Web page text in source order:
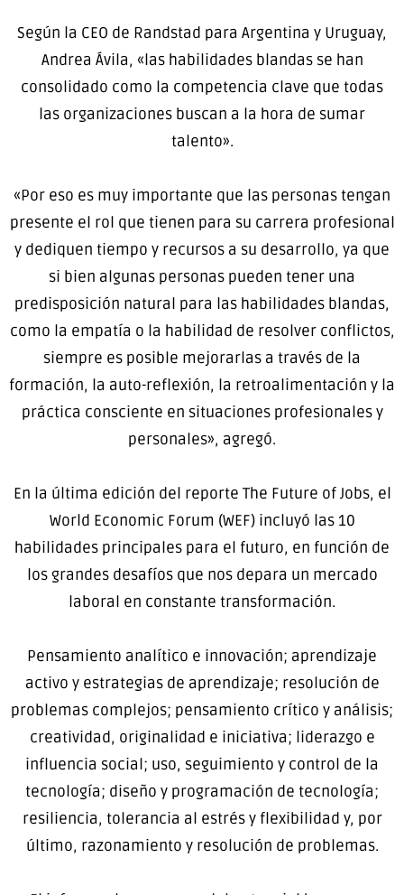
Según la CEO de Randstad para Argentina y Uruguay,
Andrea Ávila, «las habilidades blandas se han
consolidado como la competencia clave que todas
las organizaciones buscan a la hora de sumar
talento».
«Por eso es muy importante que las personas tengan
presente el rol que tienen para su carrera profesional
y dediquen tiempo y recursos a su desarrollo, ya que
si bien algunas personas pueden tener una
predisposición natural para las habilidades blandas,
como la empatía o la habilidad de resolver conflictos,
siempre es posible mejorarlas a través de la
formación, la auto-reflexión, la retroalimentación y la
práctica consciente en situaciones profesionales y
personales», agregó.
En la última edición del reporte The Future of Jobs, el
World Economic Forum (WEF) incluyó las 10
habilidades principales para el futuro, en función de
los grandes desafíos que nos depara un mercado
laboral en constante transformación.
Pensamiento analítico e innovación; aprendizaje
activo y estrategias de aprendizaje; resolución de
problemas complejos; pensamiento crítico y análisis;
creatividad, originalidad e iniciativa; liderazgo e
influencia social; uso, seguimiento y control de la
tecnología; diseño y programación de tecnología;
resiliencia, tolerancia al estrés y flexibilidad y, por
último, razonamiento y resolución de problemas.